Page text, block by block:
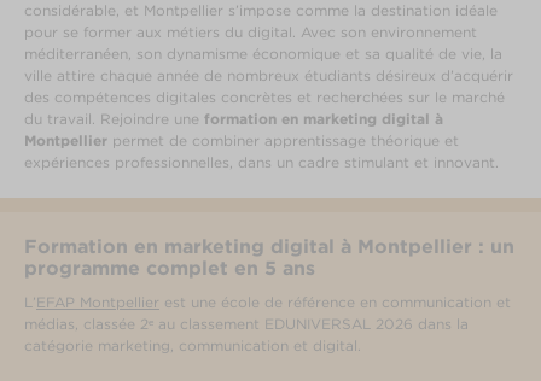
considérable, et Montpellier s’impose comme la destination idéale
pour se former aux métiers du digital. Avec son environnement
méditerranéen, son dynamisme économique et sa qualité de vie, la
ville attire chaque année de nombreux étudiants désireux d’acquérir
des compétences digitales concrètes et recherchées sur le marché
du travail. Rejoindre une formation en marketing digital à
Montpellier permet de combiner apprentissage théorique et
expériences professionnelles, dans un cadre stimulant et innovant.
Formation en marketing digital à Montpellier : un
programme complet en 5 ans
L’EFAP Montpellier est une école de référence en communication et
médias, classée 2ᵉ au classement EDUNIVERSAL 2026 dans la
catégorie marketing, communication et digital.